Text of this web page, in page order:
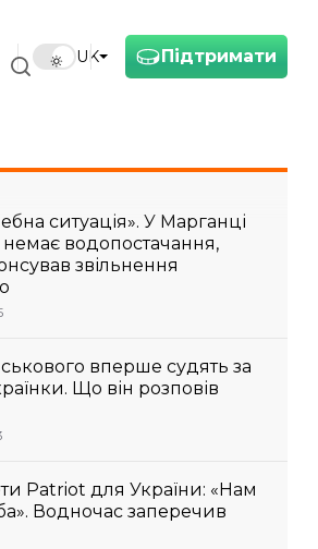
Підтримати
UK
ситуація». У Марганці
немає водопостачання,
звільнення
вперше судять за
Що він розповів
Patriot для України: «Нам
Водночас заперечив